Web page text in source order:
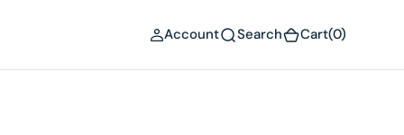
Account Search Cart(0)